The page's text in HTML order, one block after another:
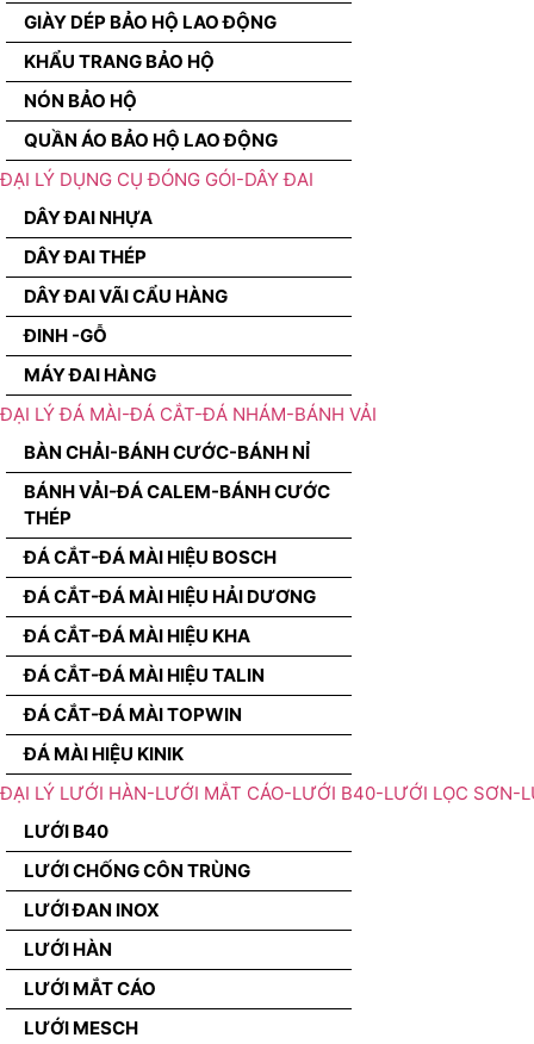
GIÀY DÉP BẢO HỘ LAO ĐỘNG
KHẨU TRANG BẢO HỘ
NÓN BẢO HỘ
QUẦN ÁO BẢO HỘ LAO ĐỘNG
ĐẠI LÝ DỤNG CỤ ĐÓNG GÓI-DÂY ĐAI
DÂY ĐAI NHỰA
DÂY ĐAI THÉP
DÂY ĐAI VÃI CẨU HÀNG
ĐINH -GỖ
MÁY ĐAI HÀNG
ĐẠI LÝ ĐÁ MÀI-ĐÁ CẮT-ĐÁ NHÁM-BÁNH VẢI
BÀN CHẢI-BÁNH CƯỚC-BÁNH NỈ
BÁNH VẢI-ĐÁ CALEM-BÁNH CƯỚC
THÉP
ĐÁ CẮT-ĐÁ MÀI HIỆU BOSCH
ĐÁ CẮT-ĐÁ MÀI HIỆU HẢI DƯƠNG
ĐÁ CẮT-ĐÁ MÀI HIỆU KHA
ĐÁ CẮT-ĐÁ MÀI HIỆU TALIN
ĐÁ CẮT-ĐÁ MÀI TOPWIN
ĐÁ MÀI HIỆU KINIK
ĐẠI LÝ LƯỚI HÀN-LƯỚI MẮT CÁO-LƯỚI B40-LƯỚI LỌC SƠN-
LƯỚI B40
LƯỚI CHỐNG CÔN TRÙNG
LƯỚI ĐAN INOX
LƯỚI HÀN
LƯỚI MẮT CÁO
LƯỚI MESCH